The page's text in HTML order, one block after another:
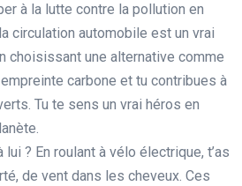
à la lutte contre la pollution en
circulation automobile est un vrai
choisissant une alternative comme
carbone et tu contribues à
Tu te sens un vrai héros en
? En roulant à vélo électrique, t’as
de vent dans les cheveux. Ces